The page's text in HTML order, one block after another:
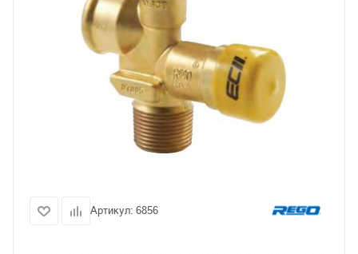
Артикул: 6856